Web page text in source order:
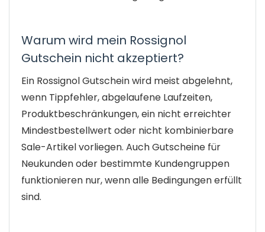
Warum wird mein Rossignol
Gutschein nicht akzeptiert?
Ein Rossignol Gutschein wird meist abgelehnt,
wenn Tippfehler, abgelaufene Laufzeiten,
Produktbeschränkungen, ein nicht erreichter
Mindestbestellwert oder nicht kombinierbare
Sale-Artikel vorliegen. Auch Gutscheine für
Neukunden oder bestimmte Kundengruppen
funktionieren nur, wenn alle Bedingungen erfüllt
sind.